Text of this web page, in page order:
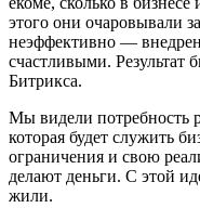
этого они очаровывали
неэффективно —
счастливыми. Результат
Битрикса.
Мы видели потребность
которая будет служить
ограничения и свою
делают деньги. С этой
жили.